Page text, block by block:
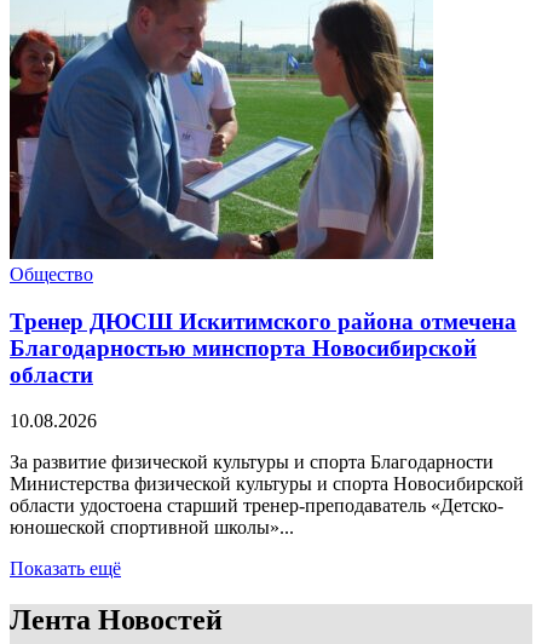
Общество
Тренер ДЮСШ Искитимского района отмечена
Благодарностью минспорта Новосибирской
области
10.08.2026
За развитие физической культуры и спорта Благодарности
Министерства физической культуры и спорта Новосибирской
области удостоена старший тренер-преподаватель «Детско-
юношеской спортивной школы»...
Показать ещё
Лента Новостей